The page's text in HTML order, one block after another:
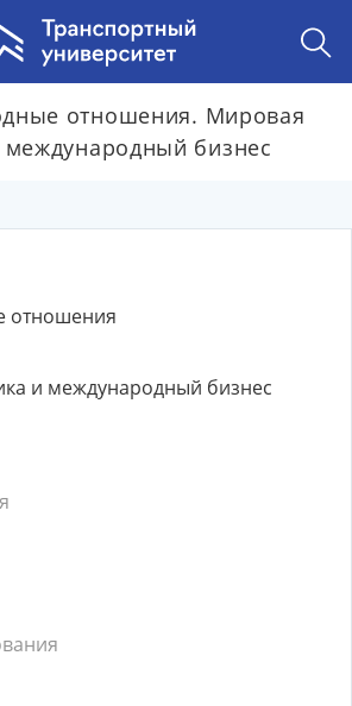
отношения. Мировая
международный бизнес
отношения
и международный бизнес